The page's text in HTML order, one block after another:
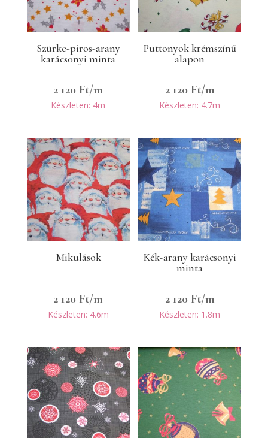
Szürke-piros-arany
karácsonyi minta
2 120 Ft/m
Készleten: 4m
Puttonyok krémszínű
alapon
2 120 Ft/m
Készleten: 4.7m
Mikulások
2 120 Ft/m
Készleten: 4.6m
Kék-arany karácsonyi
minta
2 120 Ft/m
Készleten: 1.8m